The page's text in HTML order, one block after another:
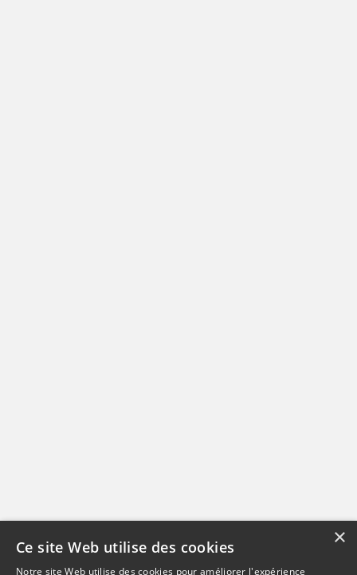
×
Ce site Web utilise des cookies
Notre site Web utilise des cookies pour améliorer l'expérience